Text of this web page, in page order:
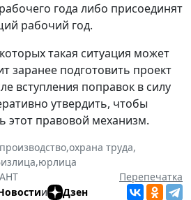
года либо присоединят
рабочий год.
такая ситуация может
заранее подготовить проект
вступления поправок в силу
утвердить, чтобы
этот правовой механизм.
,охрана труда,
,юрлица
Перепечатка
и Дзен